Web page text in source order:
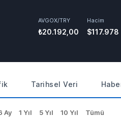
AVGOX/TRY
₺20.192,00
Hacim
$117.978
Tarihsel Veri
Ay 1 Yıl 5 Yıl 10 Yıl Tümü